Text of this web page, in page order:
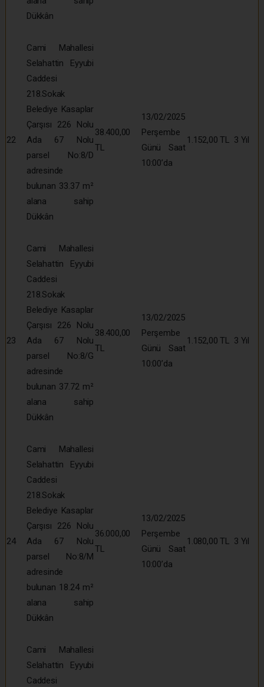
Dükkân
22
Cami Mahallesi
Selahattin Eyyubi
Caddesi
218.Sokak
Belediye Kasaplar
Çarşısı 226 Nolu
Ada 67 Nolu
parsel No:8/D
adresinde
bulunan 33.37 m²
alana sahip
Dükkân
38.400,00
TL
13/02/2025
Perşembe
Günü Saat
10:00’da
1.152,00 TL 3 Yıl
23
Cami Mahallesi
Selahattin Eyyubi
Caddesi
218.Sokak
Belediye Kasaplar
Çarşısı 226 Nolu
Ada 67 Nolu
parsel No:8/G
adresinde
bulunan 37.72 m²
alana sahip
Dükkân
38.400,00
TL
13/02/2025
Perşembe
Günü Saat
10:00’da
1.152,00 TL 3 Yıl
24
Cami Mahallesi
Selahattin Eyyubi
Caddesi
218.Sokak
Belediye Kasaplar
Çarşısı 226 Nolu
Ada 67 Nolu
parsel No:8/M
adresinde
bulunan 18.24 m²
alana sahip
Dükkân
36.000,00
TL
13/02/2025
Perşembe
Günü Saat
10:00’da
1.080,00 TL 3 Yıl
Cami Mahallesi
Selahattin Eyyubi
Caddesi